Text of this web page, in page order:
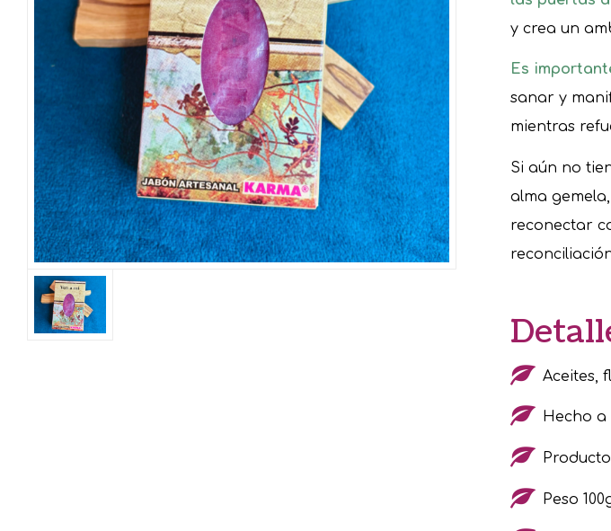
y crea un
Es
sanar y
mientras
Si aún no
alma
reconectar
Aceites,
Hecho a
Peso